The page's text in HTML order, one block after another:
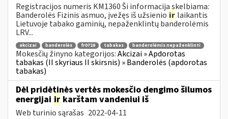
Registracijos numeris KM1360 Ši informacija skelbiama:
Banderolės Fizinis asmuo, įvežęs iš užsienio ir laikantis
Lietuvoje tabako gaminių, nepaženklintų banderolėmis
LRV...
akcizai banderolės fr0718 tabakas banderolėmis nepaženklinti
Mokesčių žinyno kategorijos:Akcizai » Apdorotas
tabakas (II skyriaus II skirsnis) » Banderolės (apdorotas
tabakas)
Dėl pridėtinės vertės mokesčio dengimo šilumos
energijai ir karštam vandeniui iš
Web turinio sąrašas 2022-04-11